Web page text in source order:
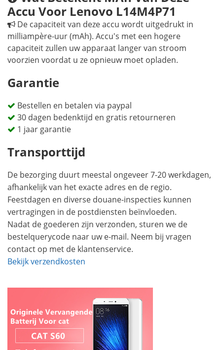
Accu Voor Lenovo L14M4P71
De capaciteit van deze accu wordt uitgedrukt in
milliampère-uur (mAh). Accu's met een hogere
capaciteit zullen uw apparaat langer van stroom
voorzien voordat u ze opnieuw moet opladen.
Garantie
Bestellen en betalen via paypal
30 dagen bedenktijd en gratis retourneren
1 jaar garantie
Transporttijd
De bezorging duurt meestal ongeveer 7-20 werkdagen,
afhankelijk van het exacte adres en de regio.
Feestdagen en diverse douane-inspecties kunnen
vertragingen in de postdiensten beïnvloeden.
Nadat de goederen zijn verzonden, sturen we de
bestelquerycode naar uw e-mail. Neem bij vragen
contact op met de klantenservice.
Bekijk verzendkosten